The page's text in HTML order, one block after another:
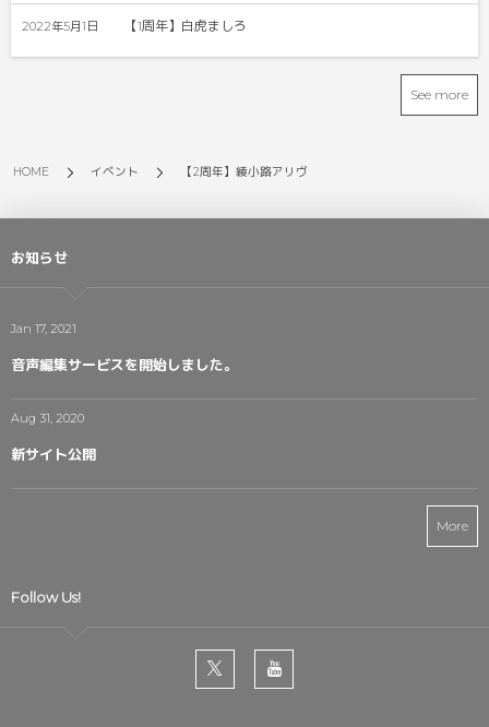
2022年5月1日 【1周年】白虎ましろ
See more
HOME イベント 【2周年】綾小路アリヴ
お知らせ
Jan 17, 2021
音声編集サービスを開始しました。
Aug 31, 2020
新サイト公開
More
Follow Us!